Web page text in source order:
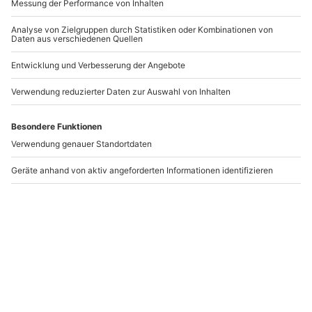
Streetfotografie
Augsburg
Augsburg
1 Person
149,90 €
Spraye München
39,90 €